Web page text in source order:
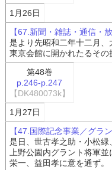
1月26日
【67.新聞・雑誌・通信・
是より先昭和二年十二月
東京会館に開かれたるその
第48巻
p.246-p.247
【DK480073k】
1月27日
【47.国際記念事業／グラ
是日、世古孝之助・小松
上野公園内グラント将軍
栄一、益田孝に意を通ず。